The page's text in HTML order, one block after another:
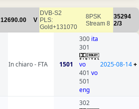
12690.00 V
DVB-S2
PLS:
Gold+131070
8PSK
Stream 8
35294
2/3
In chiaro - FTA 1501
300 ita
301
vo
401 vo
501
eng
2025-08-14+
302